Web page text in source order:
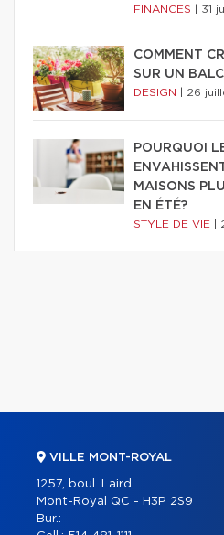
FINANCES 31
COMMENT
SUR UN
DESIGN 26
POURQUOI
MAISONS
EN ÉTÉ?
STYLE DE VIE
VILLE MONT-ROYAL
1257, boul. Laird
Mont-Royal QC - H3P 2S9
Bur.: